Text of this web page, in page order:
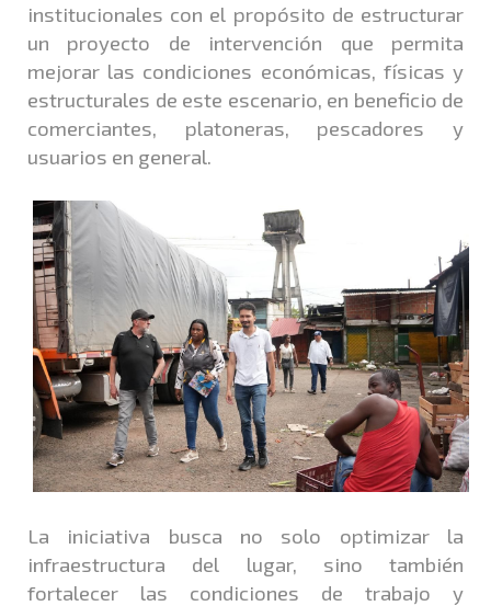
institucionales con el propósito de estructurar
un proyecto de intervención que permita
mejorar las condiciones económicas, físicas y
estructurales de este escenario, en beneficio de
comerciantes, platoneras, pescadores y
usuarios en general.
La iniciativa busca no solo optimizar la
infraestructura del lugar, sino también
fortalecer las condiciones de trabajo y